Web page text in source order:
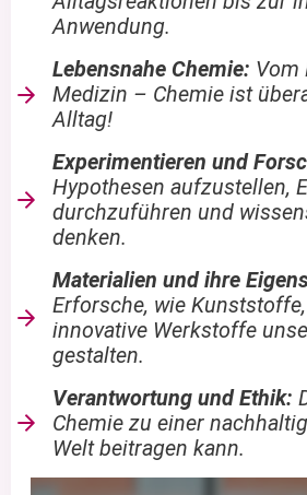
Anwendung.
Lebensnahe Chemie: Vom
Medizin – Chemie ist
Alltag!
Experimentieren und
Hypothesen aufzustellen,
durchzuführen und
denken.
Materialien und ihre
Erforsche, wie
innovative Werkstoffe
gestalten.
Verantwortung und Ethik:
Chemie zu einer
Welt beitragen kann.